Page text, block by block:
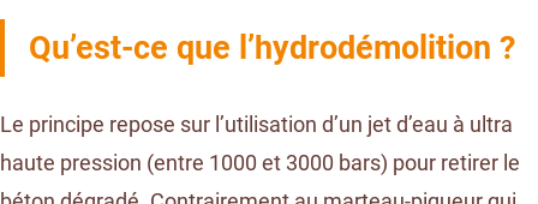
Qu’est-ce que l’hydrodémolition ?
Le principe repose sur l’utilisation d’un jet d’eau à ultra
haute pression (entre 1000 et 3000 bars) pour retirer le